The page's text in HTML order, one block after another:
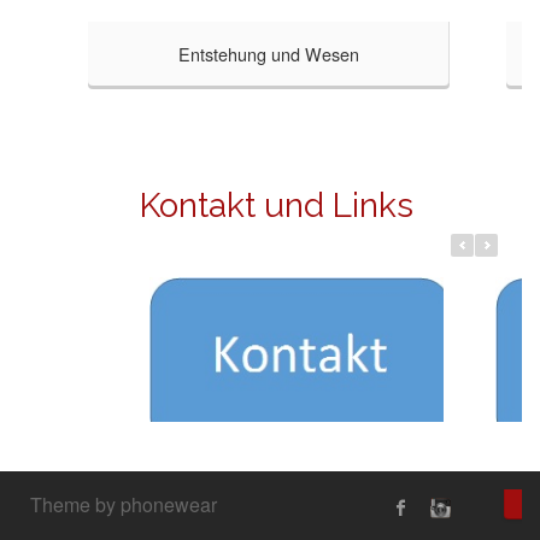
Entstehung und Wesen
Kontakt und Links
Theme by phonewear